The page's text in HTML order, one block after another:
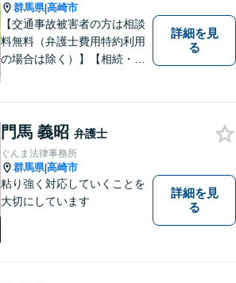
群馬県|高崎市
【交通事故被害者の方は相談
料無料（弁護士費用特約利用
の場合は除く）】【相続・債
で連携し、問題解決に向けて
取り組みます。おひとりで悩
まずに、お気軽にお問い合わ
せください。
詳細を見
る
門馬 義昭 弁護士
ぐんま法律事務所
群馬県|高崎市
粘り強く対応していくことを
大切にしています
詳細を見
る